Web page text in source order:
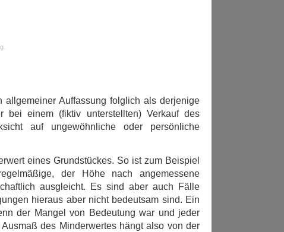
allgemeiner Auffassung folglich als derjenige
bei einem (fiktiv unterstellten) Verkauf des
auf ungewöhnliche oder persönliche
eines Grundstückes. So ist zum Beispiel
der Höhe nach angemessene
ausgleicht. Es sind aber auch Fälle
hieraus aber nicht bedeutsam sind. Ein
der Mangel von Bedeutung war und jeder
des Minderwertes hängt also von der